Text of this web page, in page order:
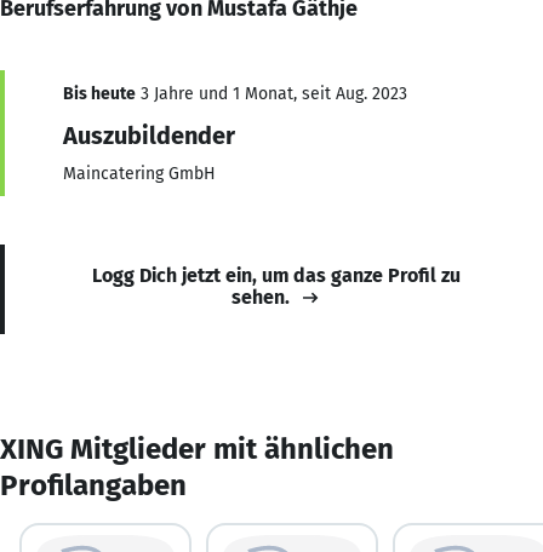
Berufserfahrung von Mustafa Gäthje
Bis heute 3 Jahre und 1 Monat, seit Aug. 2023
Auszubildender
Maincatering GmbH
Logg Dich jetzt ein, um das ganze Profil zu
sehen.
XING Mitglieder mit ähnlichen
Profilangaben